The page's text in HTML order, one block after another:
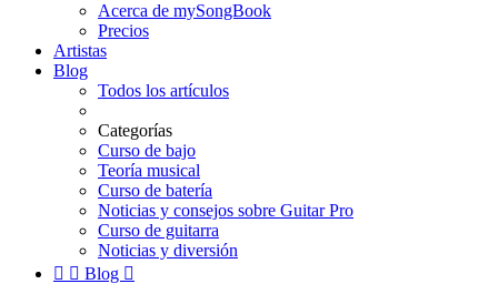
Acerca de mySongBook
Precios
Artistas
Blog
Todos los artículos
Categorías
Curso de bajo
Teoría musical
Curso de batería
Noticias y consejos sobre Guitar Pro
Curso de guitarra
Noticias y diversión
  Blog 